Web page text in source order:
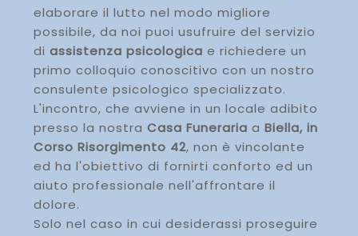
elaborare il lutto nel modo migliore
possibile, da noi puoi usufruire del servizio
diassistenza psicologica e richiedere un
primo colloquio conoscitivo con un nostro
consulente psicologico specializzato.
L'incontro, che avviene in un locale adibito
presso la nostraCasa Funeraria aBiella, in
Corso Risorgimento 42, non è vincolante
ed ha l'obiettivo di fornirti conforto ed un
aiuto professionale nell'affrontare il
dolore.
Solo nel caso in cui desiderassi proseguire